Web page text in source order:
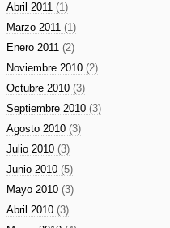
Abril 2011 (1)
Marzo 2011 (1)
Enero 2011 (2)
Noviembre 2010 (2)
Octubre 2010 (3)
Septiembre 2010 (3)
Agosto 2010 (3)
Julio 2010 (3)
Junio 2010 (5)
Mayo 2010 (3)
Abril 2010 (3)